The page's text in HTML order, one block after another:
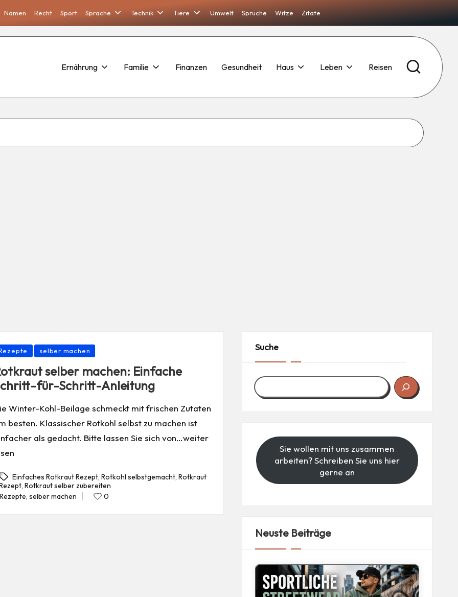
Namen Recht Sport Sprache Technik Tiere Umwelt Sprüche Witze Zitate
Ernährung Familie Finanzen Gesundheit Haus Leben Reisen
selber machen
selber machen: Einfache
für-Schritt-Anleitung
Winter-Kohl-Beilage schmeckt mit frischen Zutaten
besten. Klassischer Rotkohl selbst zu machen ist
als gedacht. Bitte lassen Sie sich von…weiter
Einfaches Rotkraut Rezept, Rotkohl selbstgemacht, Rotkraut
,Rotkraut selber zubereiten
, selber machen 0
Suche
Sie wollen mit uns zusammen
arbeiten? Schreiben Sie uns hier
gerne an
Neuste Beiträge